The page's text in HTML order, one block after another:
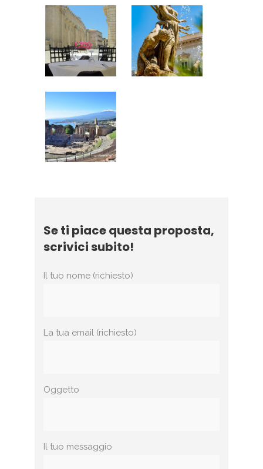
Se ti piace questa proposta,
scrivici subito!
Il tuo nome (richiesto)
La tua email (richiesto)
Oggetto
Il tuo messaggio